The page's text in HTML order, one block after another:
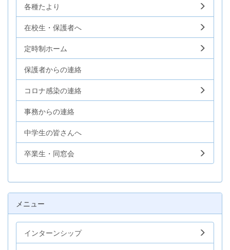
各種たより
在校生・保護者へ
定時制ホーム
保護者からの連絡
コロナ感染の連絡
事務からの連絡
中学生の皆さんへ
卒業生・同窓会
メニュー
インターンシップ